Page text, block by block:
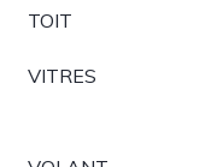
TOIT
VITRES